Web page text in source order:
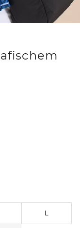
L